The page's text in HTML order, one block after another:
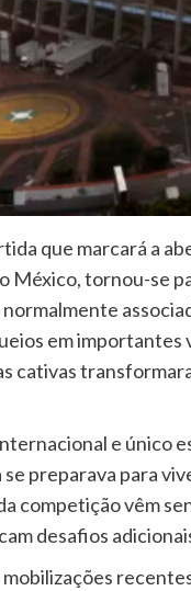
que marcará a
México, tornou-se
em importantes
cativas
e único
preparava para
competição vêm
desafios